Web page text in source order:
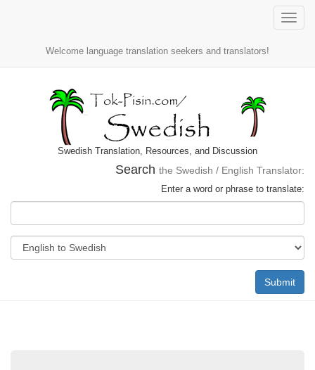
Toggle
Welcome language translation seekers and translators!
Swedish Translation, Resources, and Discussion
Search the Swedish / English Translator:
Enter a word or phrase to translate:
Submit